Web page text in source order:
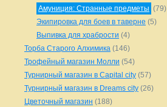
Амуниция: Странные предметы (79)
Экипировка для боев в таверне (5)
Выпивка для храбрости (4)
Торба Старого Алхимика (146)
Трофейный магазин Молли (54)
Турнирный магазин в Capital city (57)
Турнирный магазин в Dreams city (26)
Цветочный магазин (188)